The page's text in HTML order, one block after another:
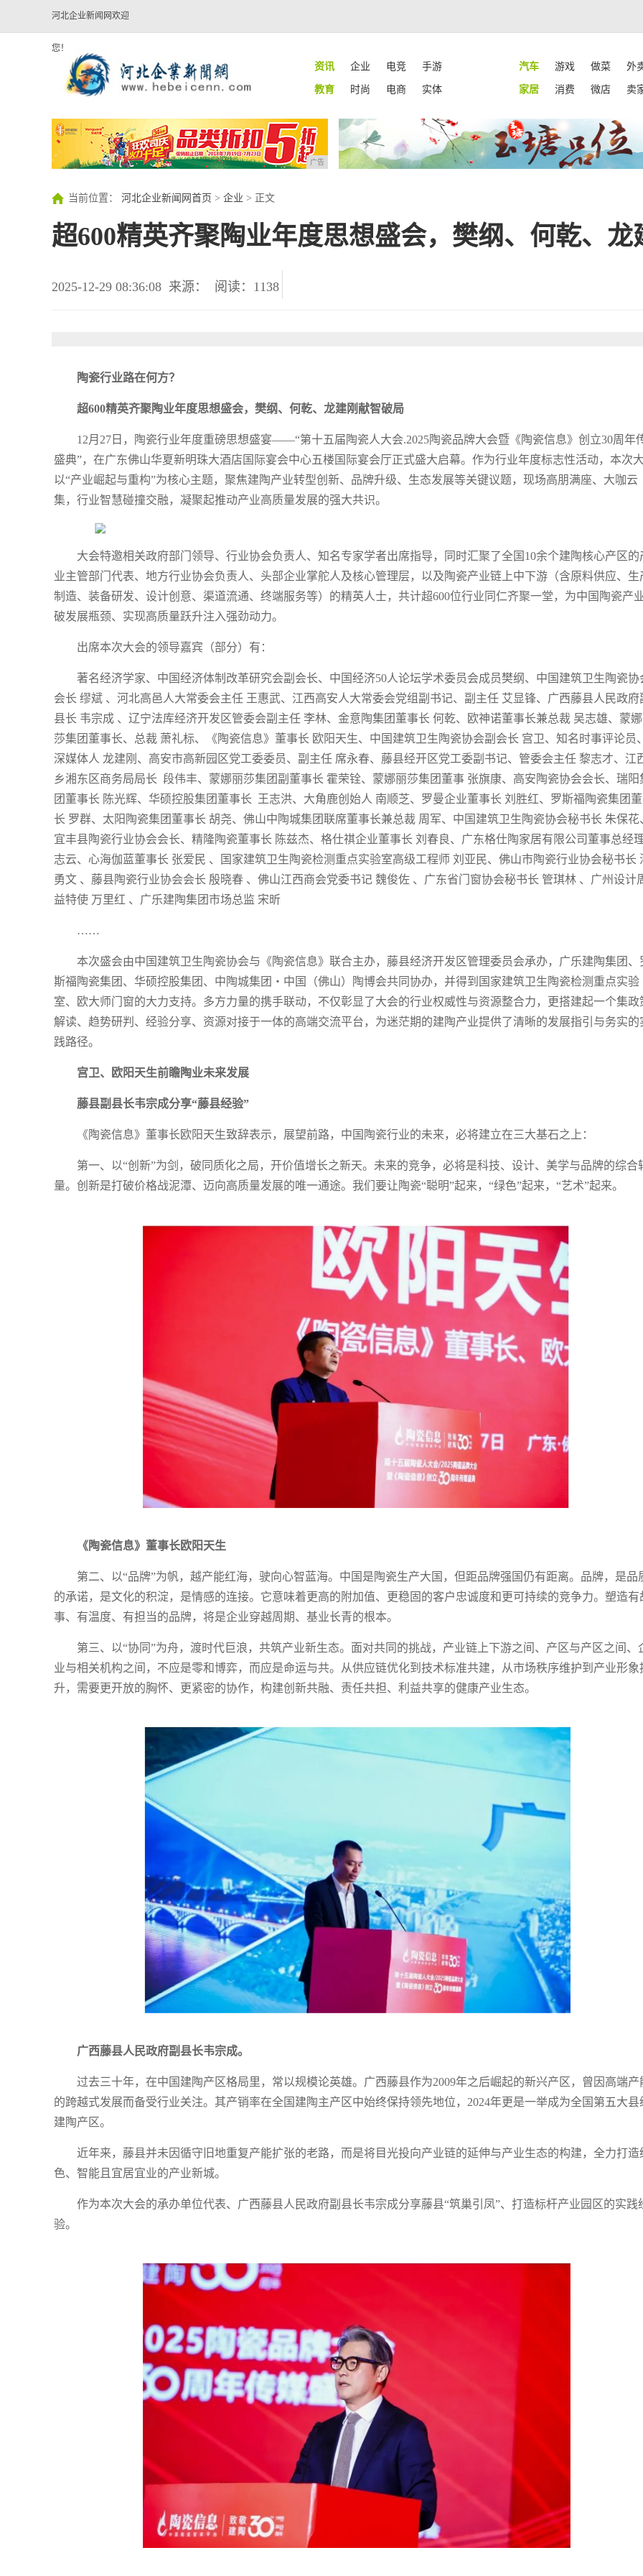
河北企业新闻网欢迎
您！
资讯 企业 电竞 手游 汽车 游戏 做菜
外
教育
时尚 电商 实体 家居 消费 微店 卖
广告
当前位置： 河北企业新闻网首页 > 企业 > 正文
超600精英齐聚陶业年度思想盛会，樊纲、何乾、龙
2025-12-29 08:36:08 来源： 阅读：1138
陶瓷行业路在何方？
超600精英齐聚陶业年度思想盛会，樊纲、何乾、龙建刚献智破局
12月27日，陶瓷行业年度重磅思想盛宴——“第十五届陶瓷人大会.2025陶瓷品牌大会暨《陶瓷信息》创立30周年
盛典”，在广东佛山华夏新明珠大酒店国际宴会中心五楼国际宴会厅正式盛大启幕。作为行业年度标志性活动，本次
以“产业崛起与重构”为核心主题，聚焦建陶产业转型创新、品牌升级、生态发展等关键议题，现场高朋满座、大咖云
集，行业智慧碰撞交融，凝聚起推动产业高质量发展的强大共识。
大会特邀相关政府部门领导、行业协会负责人、知名专家学者出席指导，同时汇聚了全国10余个建陶核心产区的
业主管部门代表、地方行业协会负责人、头部企业掌舵人及核心管理层，以及陶瓷产业链上中下游（含原料供应、生
制造、装备研发、设计创意、渠道流通、终端服务等）的精英人士，共计超600位行业同仁齐聚一堂，为中国陶瓷产
破发展瓶颈、实现高质量跃升注入强劲动力。
出席本次大会的领导嘉宾（部分）有：
著名经济学家、中国经济体制改革研究会副会长、中国经济50人论坛学术委员会成员樊纲、中国建筑卫生陶瓷协
会长 缪斌 、河北高邑人大常委会主任 王惠武、江西高安人大常委会党组副书记、副主任 艾显锋、广西藤县人民政府
县长 韦宗成 、辽宁法库经济开发区管委会副主任 李林、金意陶集团董事长 何乾、欧神诺董事长兼总裁 吴志雄、蒙
莎集团董事长、总裁 萧礼标、《陶瓷信息》董事长 欧阳天生、中国建筑卫生陶瓷协会副会长 宫卫、知名时事评论员
深媒体人 龙建刚、高安市高新园区党工委委员、副主任 席永春、藤县经开区党工委副书记、管委会主任 黎志才、江
乡湘东区商务局局长 段伟丰、蒙娜丽莎集团副董事长 霍荣铨、蒙娜丽莎集团董事 张旗康、高安陶瓷协会会长、瑞阳
团董事长 陈光辉、华硕控股集团董事长 王志洪、大角鹿创始人 南顺芝、罗曼企业董事长 刘胜红、罗斯福陶瓷集团
长 罗群、太阳陶瓷集团董事长 胡尧、佛山中陶城集团联席董事长兼总裁 周军、中国建筑卫生陶瓷协会秘书长 朱保花
宜丰县陶瓷行业协会会长、精隆陶瓷董事长 陈兹杰、格仕祺企业董事长 刘春良、广东格仕陶家居有限公司董事总经
志云、心海伽蓝董事长 张爱民 、国家建筑卫生陶瓷检测重点实验室高级工程师 刘亚民、佛山市陶瓷行业协会秘书长
勇文 、藤县陶瓷行业协会会长 殷晓春 、佛山江西商会党委书记 魏俊佐 、广东省门窗协会秘书长 管琪林 、广州设计
益特使 万里红 、广乐建陶集团市场总监 宋昕
……
本次盛会由中国建筑卫生陶瓷协会与《陶瓷信息》联合主办，藤县经济开发区管理委员会承办，广乐建陶集团、
斯福陶瓷集团、华硕控股集团、中陶城集团・中国（佛山）陶博会共同协办，并得到国家建筑卫生陶瓷检测重点实验
室、欧大师门窗的大力支持。多方力量的携手联动，不仅彰显了大会的行业权威性与资源整合力，更搭建起一个集政
解读、趋势研判、经验分享、资源对接于一体的高端交流平台，为迷茫期的建陶产业提供了清晰的发展指引与务实的
践路径。
宫卫、欧阳天生前瞻陶业未来发展
藤县副县长韦宗成分享“藤县经验”
《陶瓷信息》董事长欧阳天生致辞表示，展望前路，中国陶瓷行业的未来，必将建立在三大基石之上：
第一、以“创新”为剑，破同质化之局，开价值增长之新天。未来的竞争，必将是科技、设计、美学与品牌的综合
量。创新是打破价格战泥潭、迈向高质量发展的唯一通途。我们要让陶瓷“聪明”起来，“绿色”起来，“艺术”起来。
《陶瓷信息》董事长欧阳天生
第二、以“品牌”为帆，越产能红海，驶向心智蓝海。中国是陶瓷生产大国，但距品牌强国仍有距离。品牌，是品
的承诺，是文化的积淀，是情感的连接。它意味着更高的附加值、更稳固的客户忠诚度和更可持续的竞争力。塑造有
事、有温度、有担当的品牌，将是企业穿越周期、基业长青的根本。
第三、以“协同”为舟，渡时代巨浪，共筑产业新生态。面对共同的挑战，产业链上下游之间、产区与产区之间、
业与相关机构之间，不应是零和博弈，而应是命运与共。从供应链优化到技术标准共建，从市场秩序维护到产业形象
升，需要更开放的胸怀、更紧密的协作，构建创新共融、责任共担、利益共享的健康产业生态。
广西藤县人民政府副县长韦宗成。
过去三十年，在中国建陶产区格局里，常以规模论英雄。广西藤县作为2009年之后崛起的新兴产区，曾因高端产
的跨越式发展而备受行业关注。其产销率在全国建陶主产区中始终保持领先地位，2024年更是一举成为全国第五大县
建陶产区。
近年来，藤县并未因循守旧地重复产能扩张的老路，而是将目光投向产业链的延伸与产业生态的构建，全力打造
色、智能且宜居宜业的产业新城。
作为本次大会的承办单位代表、广西藤县人民政府副县长韦宗成分享藤县“筑巢引凤”、打造标杆产业园区的实践
验。